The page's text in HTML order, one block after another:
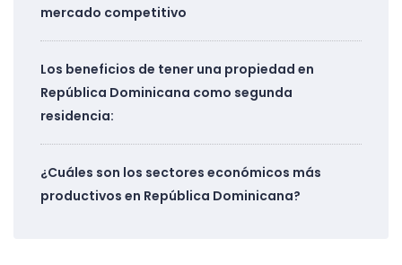
mercado competitivo
Los beneficios de tener una propiedad en
República Dominicana como segunda
residencia:
¿Cuáles son los sectores económicos más
productivos en República Dominicana?